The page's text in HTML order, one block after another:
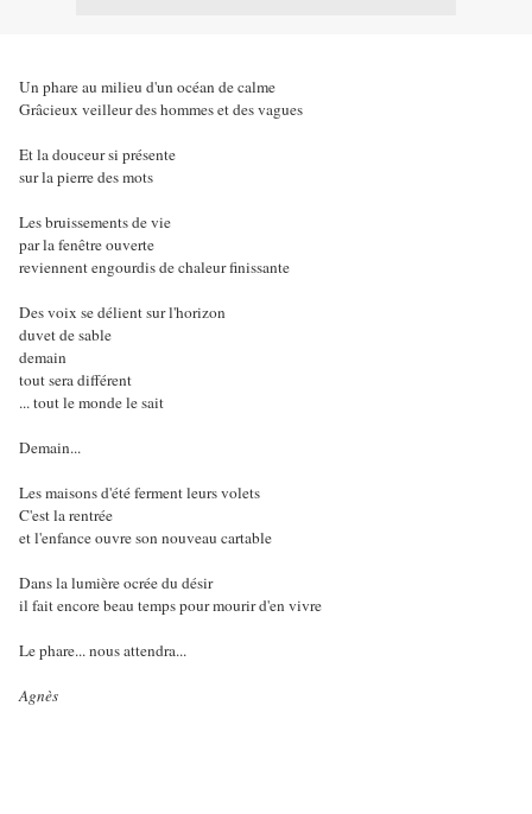
Un phare au milieu d'un océan de calme
Grâcieux veilleur des hommes et des vagues
Et la douceur si présente
sur la pierre des mots
Les bruissements de vie
par la fenêtre ouverte
reviennent engourdis de chaleur finissante
Des voix se délient sur l'horizon
duvet de sable
demain
tout sera différent
... tout le monde le sait
Demain...
Les maisons d'été ferment leurs volets
C'est la rentrée
et l'enfance ouvre son nouveau cartable
Dans la lumière ocrée du désir
il fait encore beau temps pour mourir d'en vivre
Le phare... nous attendra...
Agnès